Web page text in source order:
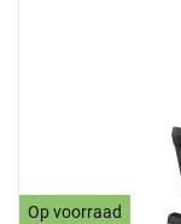
Op voorraad